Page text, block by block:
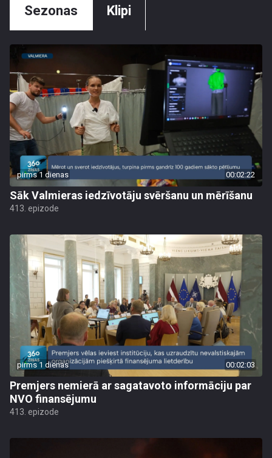
Sezonas Klipi
pirms 1 dienas 00:02:22
Sāk Valmieras iedzīvotāju svēršanu un mērīšanu
413. epizode
pirms 1 dienas 00:02:03
Premjers nemierā ar sagatavoto informāciju par
NVO finansējumu
413. epizode